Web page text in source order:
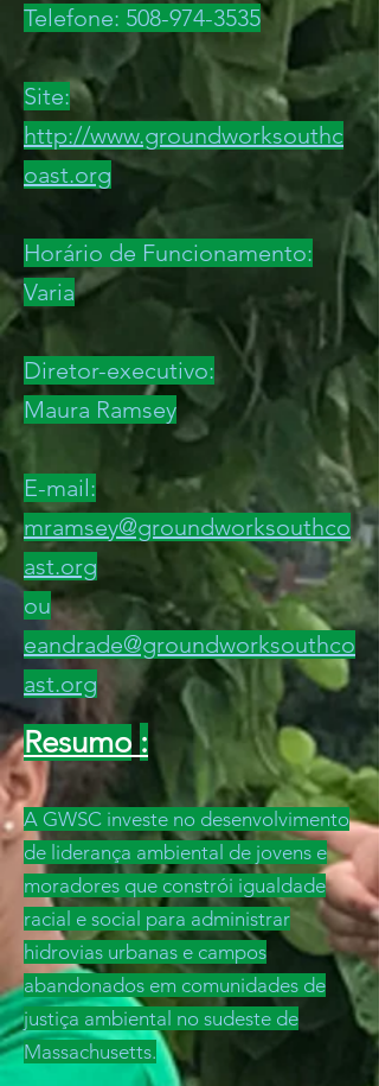
Telefone: 508-974-3535
Site:
http://www.groundworksouthc
oast.org
Horário de Funcionamento:
Varia
Diretor-executivo:
Maura Ramsey
E-mail:
mramsey@groundworksouthco
ast.org
ou
eandrade@groundworksouthco
ast.org
Resumo :
A GWSC investe no desenvolvimento
de liderança ambiental de jovens e
moradores que constrói igualdade
racial e social para administrar
hidrovias urbanas e campos
abandonados em comunidades de
justiça ambiental no sudeste de
Massachusetts.